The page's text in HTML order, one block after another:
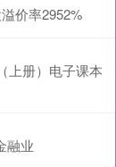
价率2952%
上册）电子课本
融业